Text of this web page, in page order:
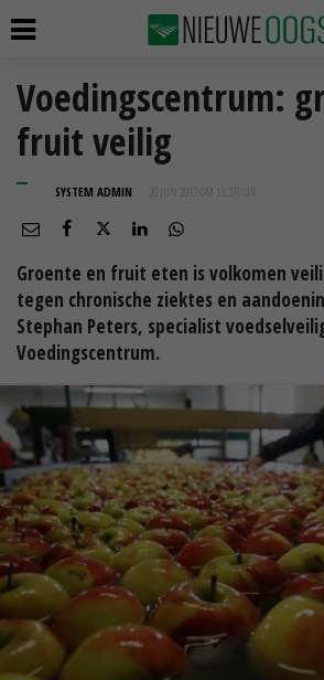
Voedingscentrum:
fruit veilig
SYSTEM ADMIN 20 JUN 2012 OM 13:27
Groente en fruit eten is volkomen
tegen chronische ziektes en
Stephan Peters, specialist
Voedingscentrum.